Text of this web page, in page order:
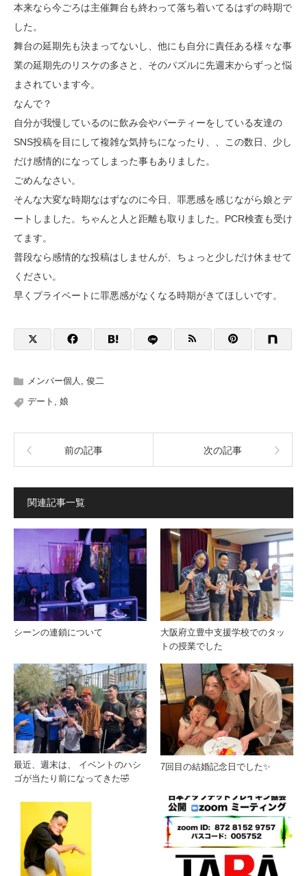
本来なら今ごろは主催舞台も終わって落ち着いてるはずの時期で
した。
舞台の延期先も決まってないし、他にも自分に責任ある様々な事
業の延期先のリスケの多さと、そのパズルに先週末からずっと悩
まされています今。
なんで？
自分が我慢しているのに飲み会やパーティーをしている友達の
SNS投稿を目にして複雑な気持ちになったり、、この数日、少し
だけ感情的になってしまった事もありました。
ごめんなさい。
そんな大変な時期なはずなのに今日、罪悪感を感じながら娘とデ
ートしました。ちゃんと人と距離も取りました。PCR検査も受け
てます。
普段なら感情的な投稿はしませんが、ちょっと少しだけ休ませて
ください。
早くプライベートに罪悪感がなくなる時期がきてほしいです。
メンバー個人
俊二
デート
娘
前の記事 次の記事
関連記事一覧
シーンの連鎖について
大阪府立豊中支援学校でのタッ
トの授業でした
最近、週末は、 イベントのハシ
ゴが当たり前になってきた🤣
7回目の結婚記念日でした✨